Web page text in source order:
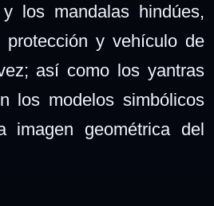
los mandalas hindúes,
protección y vehículo de
así como los yantras
los modelos simbólicos
imagen geométrica del